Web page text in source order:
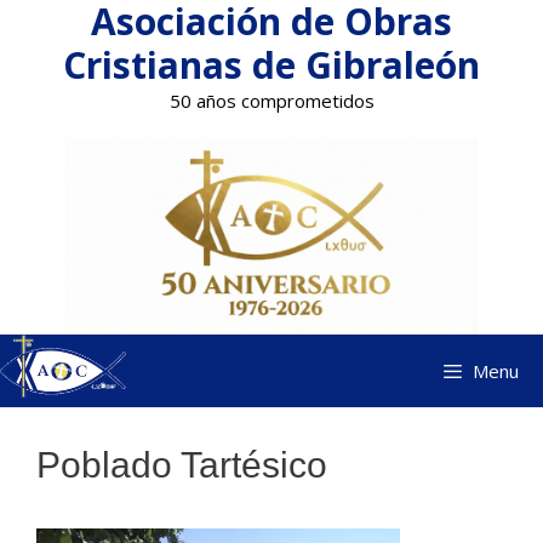
contenido
Asociación de Obras
Cristianas de Gibraleón
50 años comprometidos
Menu
Poblado Tartésico